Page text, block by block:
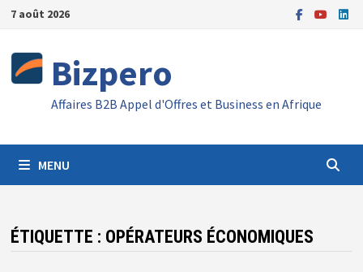
Passer
contenu
7 août 2026
Bizpero
Affaires B2B Appel d'Offres et Business en Afrique
MENU
ÉTIQUETTE : OPÉRATEURS ÉCONOMIQUES